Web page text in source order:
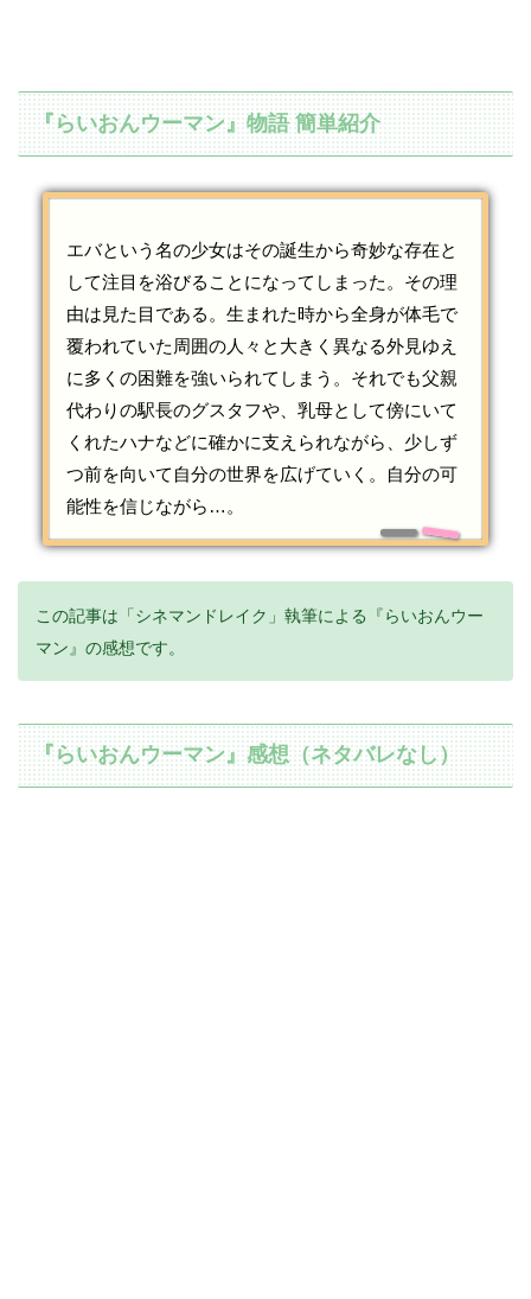
『らいおんウーマン』物語 簡単紹介
エバという名の少女はその誕生から奇妙な存在と
して注目を浴びることになってしまった。その理
由は見た目である。生まれた時から全身が体毛で
覆われていた周囲の人々と大きく異なる外見ゆえ
に多くの困難を強いられてしまう。それでも父親
代わりの駅長のグスタフや、乳母として傍にいて
くれたハナなどに確かに支えられながら、少しず
つ前を向いて自分の世界を広げていく。自分の可
能性を信じながら…。
この記事は「シネマンドレイク」執筆による『らいおんウー
マン』の感想です。
『らいおんウーマン』感想（ネタバレなし）